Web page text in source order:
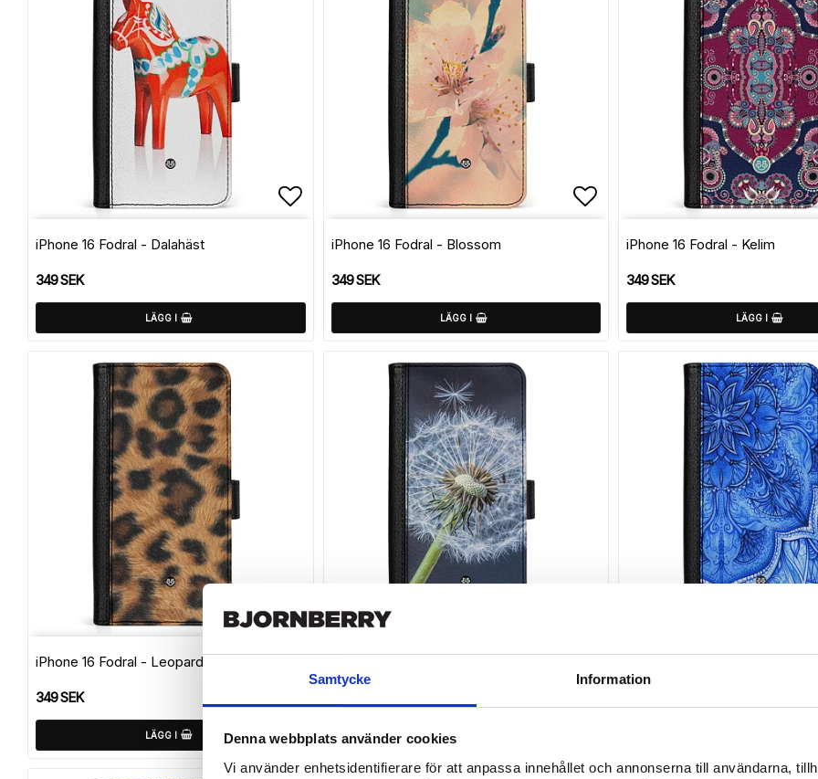
Samtycke Information
Denna webbplats använder cookies
Vi använder enhetsidentifierare för att anpassa innehållet och annonserna till användarna,
Lägg till i favoritlistan
iPhone 16 Fodral - Dalahäst
349 SEK
LÄGG I
Lägg till i favoritlistan
iPhone 16 Fodral - Blossom
349 SEK
LÄGG I
iPhone 16 Fodral - Kelim
349 SEK
LÄGG I
iPhone 16 Fodral - Leopard
349 SEK
LÄGG I LÄGG I